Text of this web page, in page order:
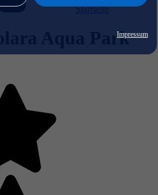
Impressum
Startseite
Aqua Park